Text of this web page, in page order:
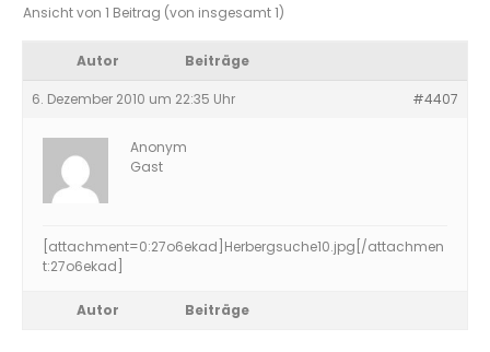
Ansicht von 1 Beitrag (von insgesamt 1)
Autor Beiträge
6. Dezember 2010 um 22:35 Uhr #4407
Anonym
Gast
[attachment=0:27o6ekad] Herbergsuche10.jpg [/attachmen
t:27o6ekad]
Autor Beiträge